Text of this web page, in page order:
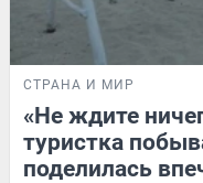
СТРАНА И МИР
«Не ждите
туристка
поделилась